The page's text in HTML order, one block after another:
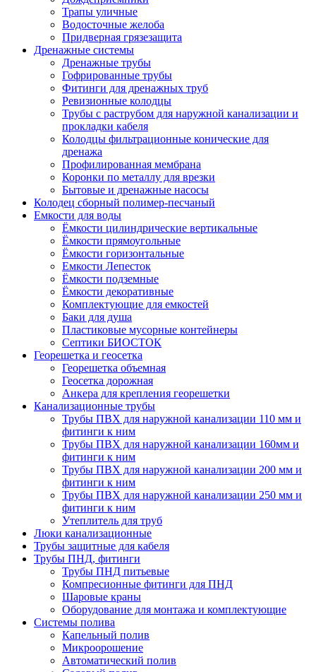
Трапы уличные
Водосточные желоба
Придверная грязезащита
Дренажные системы
Дренажные трубы
Гофрированные трубы
Фитинги для дренажных труб
Ревизионные колодцы
Трубы с раструбом для наружной канализации и
прокладки кабеля
Колодцы фильтрационные конические для
дренажа
Профилированная мембрана
Коронки по металлу для врезки
Бытовые и дренажные насосы
Колодец сборный полимер-песчаный
Емкости для воды
Ёмкости цилиндрические вертикальные
Ёмкости прямоугольные
Ёмкости горизонтальные
Емкости Лепесток
Ёмкости подземные
Ёмкости декоративные
Комплектующие для емкостей
Баки для душа
Пластиковые мусорные контейнеры
Септики БИОСТОК
Георешетка и геосетка
Георешетка объемная
Геосетка дорожная
Анкера для крепления георешетки
Канализационные трубы
Трубы ПВХ для наружной канализации 110 мм и
фитинги к ним
Трубы ПВХ для наружной канализации 160мм и
фитинги к ним
Трубы ПВХ для наружной канализации 200 мм и
фитинги к ним
Трубы ПВХ для наружной канализации 250 мм и
фитинги к ним
Утеплитель для труб
Люки канализационные
Трубы защитные для кабеля
Трубы ПНД, фитинги
Трубы ПНД питьевые
Компресионные фитинги для ПНД
Шаровые краны
Оборудование для монтажа и комплектующие
Системы полива
Капельный полив
Микроорошение
Автоматический полив